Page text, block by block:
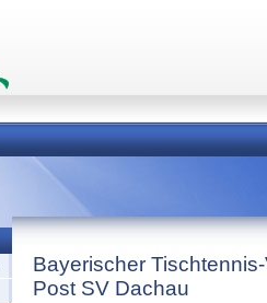
Bayerischer
Post SV Dachau